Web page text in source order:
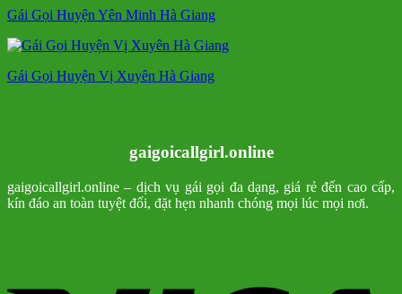
Gái Gọi Huyện Yên Minh Hà Giang
Gái Gọi Huyện Vị Xuyên Hà Giang
gaigoicallgirl.online
gaigoicallgirl.online – dịch vụ gái gọi đa dạng, giá rẻ đến cao cấp,
kín đáo an toàn tuyệt đối, đặt hẹn nhanh chóng mọi lúc mọi nơi.